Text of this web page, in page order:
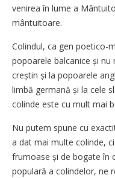
venirea în lume a
mântuitoare.
Colindul, ca gen poetico-
popoarele balcanice și
creștin și la popoarele
limbă germană și la cele
colinde este cu mult mai
Nu putem spune cu
a dat mai multe colinde,
frumoase și de bo­gate în
populară a colindelor, ne